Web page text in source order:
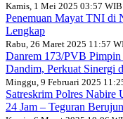
Kamis, 1 Mei 2025 03:57
Penemuan Mayat TNI di
Lengkap
Rabu, 26 Maret 2025 11:57
Danrem 173/PVB Pimpin
Dandim, Perkuat Sinergi
Minggu, 9 Februari 2025
Satreskrim Polres Nabire
24 Jam – Teguran